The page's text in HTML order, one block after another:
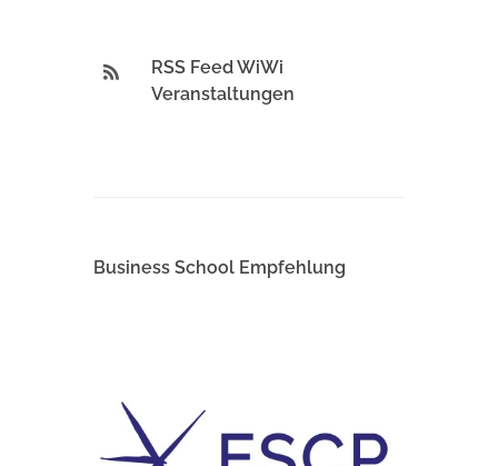
RSS Feed WiWi
Veranstaltungen
Business School Empfehlung